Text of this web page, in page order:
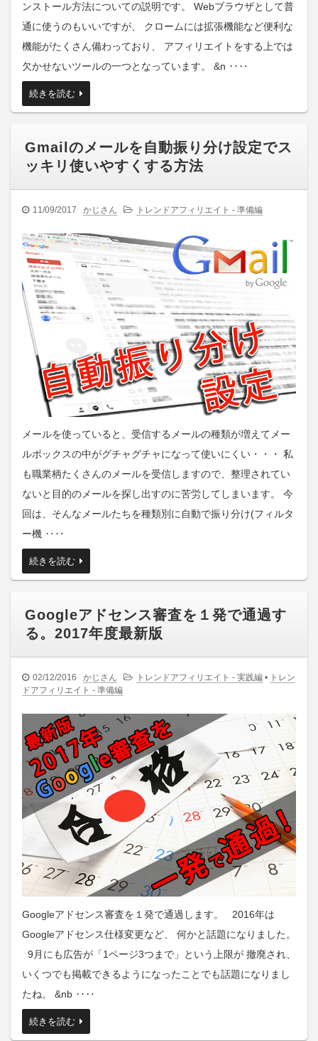
ンストール方法についての説明です。 Webブラウザとして普
通に使うのもいいですが、 クロームには拡張機能など便利な
機能がたくさん備わっており、 アフィリエイトをする上では
欠かせないツールの一つとなっています。 &n ‥‥
続きを読む
Gmailのメールを自動振り分け設定でス
ッキリ使いやすくする方法
11/09/2017 かじさん トレンドアフィリエイト - 準備編
メールを使っていると、受信するメールの種類が増えてメー
ルボックスの中がグチャグチャになって使いにくい・・・ 私
も職業柄たくさんのメールを受信しますので、整理されてい
ないと目的のメールを探し出すのに苦労してしまいます。 今
回は、そんなメールたちを種類別に自動で振り分け(フィルタ
ー機 ‥‥
続きを読む
Googleアドセンス審査を１発で通過す
る。2017年度最新版
02/12/2016 かじさん トレンドアフィリエイト - 実践編 • トレン
ドアフィリエイト - 準備編
Googleアドセンス審査を１発で通過します。 2016年は
Googleアドセンス仕様変更など、 何かと話題になりました。
9月にも広告が「1ページ3つまで」という上限が 撤廃され、
いくつでも掲載できるようになったことでも話題になりまし
たね。 &nb ‥‥
続きを読む